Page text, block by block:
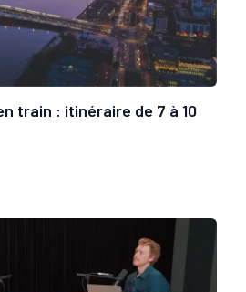
train : itinéraire de 7 à 10